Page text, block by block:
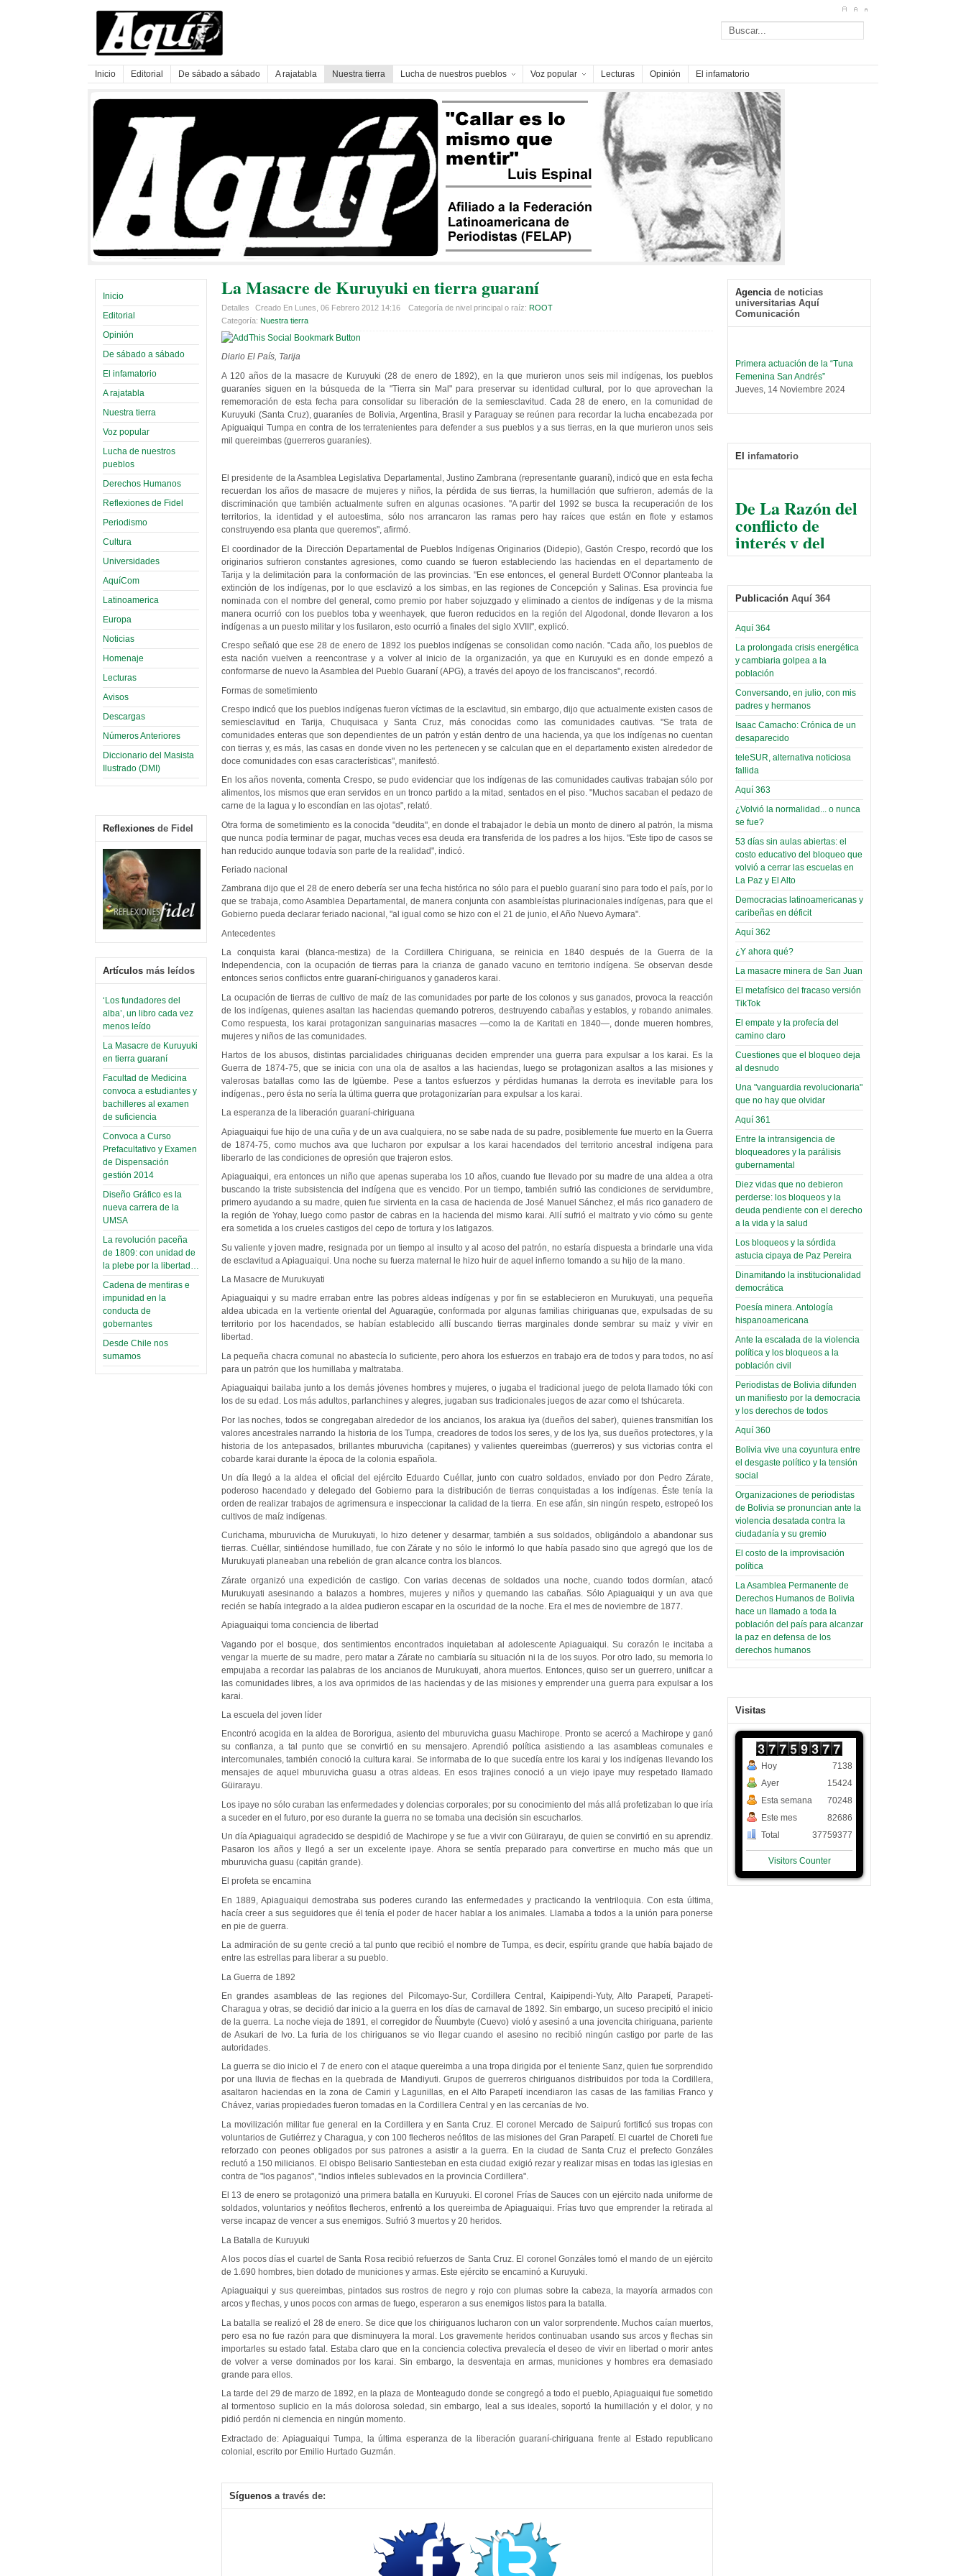
Inicio Editorial De sábado a sábado A rajatabla Nuestra tierra Lucha de nuestros pueblos Voz popular Lecturas Opinión El infamatorio
Inicio
Editorial
Opinión
De sábado a sábado
El infamatorio
A rajatabla
Nuestra tierra
Voz popular
Lucha de nuestros
pueblos
Derechos Humanos
Reflexiones de Fidel
Periodismo
Cultura
Universidades
AquíCom
Latinoamerica
Europa
Noticias
Homenaje
Lecturas
Avisos
Descargas
Números Anteriores
Diccionario del Masista
Ilustrado (DMI)
Reflexiones de Fidel
Artículos más leídos
‘Los fundadores del
alba’, un libro cada vez
menos leído
La Masacre de Kuruyuki
en tierra guaraní
Facultad de Medicina
convoca a estudiantes y
bachilleres al examen
de suficiencia
Convoca a Curso
Prefacultativo y Examen
de Dispensación
gestión 2014
Diseño Gráfico es la
nueva carrera de la
UMSA
La revolución paceña
de 1809: con unidad de
la plebe por la libertad…
Cadena de mentiras e
impunidad en la
conducta de
gobernantes
Desde Chile nos
sumamos
La Masacre de Kuruyuki en tierra guaraní
Detalles Creado En Lunes, 06 Febrero 2012 14:16 Categoría de nivel principal o raíz: ROOT
Categoría: Nuestra tierra
Diario El País, Tarija
A 120 años de la masacre de Kuruyuki (28 de enero de 1892), en la que murieron unos seis mil indígenas, los pueblos
guaraníes siguen en la búsqueda de la "Tierra sin Mal" para preservar su identidad cultural, por lo que aprovechan la
rememoración de esta fecha para consolidar su liberación de la semiesclavitud. Cada 28 de enero, en la comunidad de
Kuruyuki (Santa Cruz), guaraníes de Bolivia, Argentina, Brasil y Paraguay se reúnen para recordar la lucha encabezada por
Apiguaiqui Tumpa en contra de los terratenientes para defender a sus pueblos y a sus tierras, en la que murieron unos seis
mil quereimbas (guerreros guaraníes).
El presidente de la Asamblea Legislativa Departamental, Justino Zambrana (representante guaraní), indicó que en esta fecha
recuerdan los años de masacre de mujeres y niños, la pérdida de sus tierras, la humillación que sufrieron, además de la
discriminación que también actualmente sufren en algunas ocasiones. "A partir del 1992 se busca la recuperación de los
territorios, la identidad y el autoestima, sólo nos arrancaron las ramas pero hay raíces que están en flote y estamos
construyendo esa planta que queremos", afirmó.
El coordinador de la Dirección Departamental de Pueblos Indígenas Originarios (Didepio), Gastón Crespo, recordó que los
originarios sufrieron constantes agresiones, como cuando se fueron estableciendo las haciendas en el departamento de
Tarija y la delimitación para la conformación de las provincias. "En ese entonces, el general Burdett O'Connor planteaba la
extinción de los indígenas, por lo que esclavizó a los simbas, en las regiones de Concepción y Salinas. Esa provincia fue
nominada con el nombre del general, como premio por haber sojuzgado y eliminado a cientos de indígenas y de la misma
manera ocurrió con los pueblos toba y weenhayek, que fueron reducidos en la región del Algodonal, donde llevaron a los
indígenas a un puesto militar y los fusilaron, esto ocurrió a finales del siglo XVIII", explicó.
Crespo señaló que ese 28 de enero de 1892 los pueblos indígenas se consolidan como nación. "Cada año, los pueblos de
esta nación vuelven a reencontrase y a volver al inicio de la organización, ya que en Kuruyuki es en donde empezó a
conformarse de nuevo la Asamblea del Pueblo Guaraní (APG), a través del apoyo de los franciscanos", recordó.
Formas de sometimiento
Crespo indicó que los pueblos indígenas fueron víctimas de la esclavitud, sin embargo, dijo que actualmente existen casos de
semiesclavitud en Tarija, Chuquisaca y Santa Cruz, más conocidas como las comunidades cautivas. "Se trata de
comunidades enteras que son dependientes de un patrón y están dentro de una hacienda, ya que los indígenas no cuentan
con tierras y, es más, las casas en donde viven no les pertenecen y se calculan que en el departamento existen alrededor de
doce comunidades con esas características", manifestó.
En los años noventa, comenta Crespo, se pudo evidenciar que los indígenas de las comunidades cautivas trabajan sólo por
alimentos, los mismos que eran servidos en un tronco partido a la mitad, sentados en el piso. "Muchos sacaban el pedazo de
carne de la lagua y lo escondían en las ojotas", relató.
Otra forma de sometimiento es la conocida "deudita", en donde el trabajador le debía un monto de dinero al patrón, la misma
que nunca podía terminar de pagar, muchas veces esa deuda era transferida de los padres a los hijos. "Este tipo de casos se
han reducido aunque todavía son parte de la realidad", indicó.
Feriado nacional
Zambrana dijo que el 28 de enero debería ser una fecha histórica no sólo para el pueblo guaraní sino para todo el país, por lo
que se trabaja, como Asamblea Departamental, de manera conjunta con asambleístas plurinacionales indígenas, para que el
Gobierno pueda declarar feriado nacional, "al igual como se hizo con el 21 de junio, el Año Nuevo Aymara".
Antecedentes
La conquista karai (blanca-mestiza) de la Cordillera Chiriguana, se reinicia en 1840 después de la Guerra de la
Independencia, con la ocupación de tierras para la crianza de ganado vacuno en territorio indígena. Se observan desde
entonces serios conflictos entre guaraní-chiriguanos y ganaderos karai.
La ocupación de tierras de cultivo de maíz de las comunidades por parte de los colonos y sus ganados, provoca la reacción
de los indígenas, quienes asaltan las haciendas quemando potreros, destruyendo cabañas y establos, y robando animales.
Como respuesta, los karai protagonizan sanguinarias masacres —como la de Karitati en 1840—, donde mueren hombres,
mujeres y niños de las comunidades.
Hartos de los abusos, distintas parcialidades chiriguanas deciden emprender una guerra para expulsar a los karai. Es la
Guerra de 1874-75, que se inicia con una ola de asaltos a las haciendas, luego se protagonizan asaltos a las misiones y
valerosas batallas como las de Igüembe. Pese a tantos esfuerzos y pérdidas humanas la derrota es inevitable para los
indígenas., pero ésta no sería la última guerra que protagonizarían para expulsar a los karai.
La esperanza de la liberación guaraní-chiriguana
Apiaguaiqui fue hijo de una cuña y de un ava cualquiera, no se sabe nada de su padre, posiblemente fue muerto en la Guerra
de 1874-75, como muchos ava que lucharon por expulsar a los karai hacendados del territorio ancestral indígena para
liberarlo de las condiciones de opresión que trajeron estos.
Apiaguaiqui, era entonces un niño que apenas superaba los 10 años, cuando fue llevado por su madre de una aldea a otra
buscando la triste subsistencia del indígena que es vencido. Por un tiempo, también sufrió las condiciones de servidumbre,
primero ayudando a su madre, quien fue sirvienta en la casa de hacienda de José Manuel Sánchez, el más rico ganadero de
la región de Yohay, luego como pastor de cabras en la hacienda del mismo karai. Allí sufrió el maltrato y vio cómo su gente
era sometida a los crueles castigos del cepo de tortura y los latigazos.
Su valiente y joven madre, resignada por un tiempo al insulto y al acoso del patrón, no estaría dispuesta a brindarle una vida
de esclavitud a Apiaguaiqui. Una noche su fuerza maternal le hizo huir de aquel infierno tomando a su hijo de la mano.
La Masacre de Murukuyati
Apiaguaiqui y su madre erraban entre las pobres aldeas indígenas y por fin se establecieron en Murukuyati, una pequeña
aldea ubicada en la vertiente oriental del Aguaragüe, conformada por algunas familias chiriguanas que, expulsadas de su
territorio por los hacendados, se habían establecido allí buscando tierras marginales donde sembrar su maíz y vivir en
libertad.
La pequeña chacra comunal no abastecía lo suficiente, pero ahora los esfuerzos en trabajo era de todos y para todos, no así
para un patrón que los humillaba y maltrataba.
Apiaguaiqui bailaba junto a los demás jóvenes hombres y mujeres, o jugaba el tradicional juego de pelota llamado tóki con
los de su edad. Los más adultos, parlanchines y alegres, jugaban sus tradicionales juegos de azar como el tshúcareta.
Por las noches, todos se congregaban alrededor de los ancianos, los arakua iya (dueños del saber), quienes transmitían los
valores ancestrales narrando la historia de los Tumpa, creadores de todos los seres, y de los Iya, sus dueños protectores, y la
historia de los antepasados, brillantes mburuvicha (capitanes) y valientes quereimbas (guerreros) y sus victorias contra el
cobarde karai durante la época de la colonia española.
Un día llegó a la aldea el oficial del ejército Eduardo Cuéllar, junto con cuatro soldados, enviado por don Pedro Zárate,
poderoso hacendado y delegado del Gobierno para la distribución de tierras conquistadas a los indígenas. Éste tenía la
orden de realizar trabajos de agrimensura e inspeccionar la calidad de la tierra. En ese afán, sin ningún respeto, estropeó los
cultivos de maíz indígenas.
Curichama, mburuvicha de Murukuyati, lo hizo detener y desarmar, también a sus soldados, obligándolo a abandonar sus
tierras. Cuéllar, sintiéndose humillado, fue con Zárate y no sólo le informó lo que había pasado sino que agregó que los de
Murukuyati planeaban una rebelión de gran alcance contra los blancos.
Zárate organizó una expedición de castigo. Con varias decenas de soldados una noche, cuando todos dormían, atacó
Murukuyati asesinando a balazos a hombres, mujeres y niños y quemando las cabañas. Sólo Apiaguaiqui y un ava que
recién se había integrado a la aldea pudieron escapar en la oscuridad de la noche. Era el mes de noviembre de 1877.
Apiaguaiqui toma conciencia de libertad
Vagando por el bosque, dos sentimientos encontrados inquietaban al adolescente Apiaguaiqui. Su corazón le incitaba a
vengar la muerte de su madre, pero matar a Zárate no cambiaría su situación ni la de los suyos. Por otro lado, su memoria lo
empujaba a recordar las palabras de los ancianos de Murukuyati, ahora muertos. Entonces, quiso ser un guerrero, unificar a
las comunidades libres, a los ava oprimidos de las haciendas y de las misiones y emprender una guerra para expulsar a los
karai.
La escuela del joven líder
Encontró acogida en la aldea de Bororigua, asiento del mburuvicha guasu Machirope. Pronto se acercó a Machirope y ganó
su confianza, a tal punto que se convirtió en su mensajero. Aprendió política asistiendo a las asambleas comunales e
intercomunales, también conoció la cultura karai. Se informaba de lo que sucedía entre los karai y los indígenas llevando los
mensajes de aquel mburuvicha guasu a otras aldeas. En esos trajines conoció a un viejo ipaye muy respetado llamado
Güirarayu.
Los ipaye no sólo curaban las enfermedades y dolencias corporales; por su conocimiento del más allá profetizaban lo que iría
a suceder en el futuro, por eso durante la guerra no se tomaba una decisión sin escucharlos.
Un día Apiaguaiqui agradecido se despidió de Machirope y se fue a vivir con Güirarayu, de quien se convirtió en su aprendiz.
Pasaron los años y llegó a ser un excelente ipaye. Ahora se sentía preparado para convertirse en mucho más que un
mburuvicha guasu (capitán grande).
El profeta se encamina
En 1889, Apiaguaiqui demostraba sus poderes curando las enfermedades y practicando la ventriloquia. Con esta última,
hacía creer a sus seguidores que él tenía el poder de hacer hablar a los animales. Llamaba a todos a la unión para ponerse
en pie de guerra.
La admiración de su gente creció a tal punto que recibió el nombre de Tumpa, es decir, espíritu grande que había bajado de
entre las estrellas para liberar a su pueblo.
La Guerra de 1892
En grandes asambleas de las regiones del Pilcomayo-Sur, Cordillera Central, Kaipipendi-Yuty, Alto Parapetí, Parapetí-
Charagua y otras, se decidió dar inicio a la guerra en los días de carnaval de 1892. Sin embargo, un suceso precipitó el inicio
de la guerra. La noche vieja de 1891, el corregidor de Ñuumbyte (Cuevo) violó y asesinó a una jovencita chiriguana, pariente
de Asukari de Ivo. La furia de los chiriguanos se vio llegar cuando el asesino no recibió ningún castigo por parte de las
autoridades.
La guerra se dio inicio el 7 de enero con el ataque quereimba a una tropa dirigida por el teniente Sanz, quien fue sorprendido
por una lluvia de flechas en la quebrada de Mandiyuti. Grupos de guerreros chiriguanos distribuidos por toda la Cordillera,
asaltaron haciendas en la zona de Camiri y Lagunillas, en el Alto Parapetí incendiaron las casas de las familias Franco y
Chávez, varias propiedades fueron tomadas en la Cordillera Central y en las cercanías de Ivo.
La movilización militar fue general en la Cordillera y en Santa Cruz. El coronel Mercado de Saipurú fortificó sus tropas con
voluntarios de Gutiérrez y Charagua, y con 100 flecheros neófitos de las misiones del Gran Parapetí. El cuartel de Choreti fue
reforzado con peones obligados por sus patrones a asistir a la guerra. En la ciudad de Santa Cruz el prefecto Gonzáles
reclutó a 150 milicianos. El obispo Belisario Santiesteban en esta ciudad exigió rezar y realizar misas en todas las iglesias en
contra de "los paganos", "indios infieles sublevados en la provincia Cordillera".
El 13 de enero se protagonizó una primera batalla en Kuruyuki. El coronel Frías de Sauces con un ejército nada uniforme de
soldados, voluntarios y neófitos flecheros, enfrentó a los quereimba de Apiaguaiqui. Frías tuvo que emprender la retirada al
verse incapaz de vencer a sus enemigos. Sufrió 3 muertos y 20 heridos.
La Batalla de Kuruyuki
A los pocos días el cuartel de Santa Rosa recibió refuerzos de Santa Cruz. El coronel Gonzáles tomó el mando de un ejército
de 1.690 hombres, bien dotado de municiones y armas. Este ejército se encaminó a Kuruyuki.
Apiaguaiqui y sus quereimbas, pintados sus rostros de negro y rojo con plumas sobre la cabeza, la mayoría armados con
arcos y flechas, y unos pocos con armas de fuego, esperaron a sus enemigos listos para la batalla.
La batalla se realizó el 28 de enero. Se dice que los chiriguanos lucharon con un valor sorprendente. Muchos caían muertos,
pero esa no fue razón para que disminuyera la moral. Los gravemente heridos continuaban usando sus arcos y flechas sin
importarles su estado fatal. Estaba claro que en la conciencia colectiva prevalecía el deseo de vivir en libertad o morir antes
de volver a verse dominados por los karai. Sin embargo, la desventaja en armas, municiones y hombres era demasiado
grande para ellos.
La tarde del 29 de marzo de 1892, en la plaza de Monteagudo donde se congregó a todo el pueblo, Apiaguaiqui fue sometido
al tormentoso suplicio en la más dolorosa soledad, sin embargo, leal a sus ideales, soportó la humillación y el dolor, y no
pidió perdón ni clemencia en ningún momento.
Extractado de: Apiaguaiqui Tumpa, la última esperanza de la liberación guaraní-chiriguana frente al Estado republicano
colonial, escrito por Emilio Hurtado Guzmán.
Síguenos a través de:
Agencia de noticias
universitarias Aquí
Comunicación
Femenina San Andrés”
Jueves, 14 Noviembre 2024
tráfico de personas
Sábado, 14 Septiembre 2024
taller de software estadístico en
la UMSA
Sábado, 14 Septiembre 2024
certificados por apoyo al
Séptimo Encuentro de
Economistas
Sábado, 14 Octubre 2023
Leer Más...
Trabajo Social de la UMSA
volverá a las urnas para elegir a
su directora
Sábado, 14 Octubre 2023
Leer Más...
Candidatos del MAS se
presentarán en la UMSA
Jueves, 14 Septiembre 2023
Leer Más...
Carrera de Geografía realiza
Segundo Congreso Nacional
Viernes, 14 Octubre 2022
Leer Más...
Docentes y estudiantes de
Trabajo Social de la UMSA
elegirán directora
Viernes, 14 Octubre 2022
Leer Más...
“Tuna Femenina San Andrés”
toca y canta con coraje
Miércoles, 14 Septiembre 2022
Leer Más...
Posesionan a dirigentes de
Asociación de Docentes
Domingo, 14 Agosto 2022
Leer Más...
El infamatorio
De La Razón del
conflicto de
interés y del
razonable arte
y esconder la
mano
El Infamatorio
Jueves, 10 Diciembre 2020
Read more...
Infierno Covid
parte VI:
Gabinete de
Áñez se atribuye
construcción de
hospitales
prefabricados en
la que no tuvo
participación;
más de 24 horas
después rectifica
parcialmente
El Infamatorio
Miércoles, 09 Diciembre 2020
Read more...
Interpretación
de un álbum de
narco-fotos
(Miscelánea
Palaciega 8)
El Infamatorio
Miércoles, 19 Junio 2019
Read more...
Cosmética
descolonizadora
(Miscelánea
palaciega 7)
El Infamatorio
Lunes, 27 Mayo 2019
Read more...
Creacionismo,
filtraciones e
inicio de la
campaña del
MAS
(Miscelánea
palaciega 6)
El Infamatorio
Domingo, 12 Mayo 2019
Read more...
Publicación Aquí 364
Aquí 364
La prolongada crisis energética
y cambiaria golpea a la
población
Conversando, en julio, con mis
padres y hermanos
Isaac Camacho: Crónica de un
desaparecido
teleSUR, alternativa noticiosa
fallida
Aquí 363
¿Volvió la normalidad... o nunca
se fue?
53 días sin aulas abiertas: el
costo educativo del bloqueo que
volvió a cerrar las escuelas en
La Paz y El Alto
Democracias latinoamericanas y
caribeñas en déficit
Aquí 362
¿Y ahora qué?
La masacre minera de San Juan
El metafísico del fracaso versión
TikTok
El empate y la profecía del
camino claro
Cuestiones que el bloqueo deja
al desnudo
Una "vanguardia revolucionaria"
que no hay que olvidar
Aquí 361
Entre la intransigencia de
bloqueadores y la parálisis
gubernamental
Diez vidas que no debieron
perderse: los bloqueos y la
deuda pendiente con el derecho
a la vida y la salud
Los bloqueos y la sórdida
astucia cipaya de Paz Pereira
Dinamitando la institucionalidad
democrática
Poesía minera. Antología
hispanoamericana
Ante la escalada de la violencia
política y los bloqueos a la
población civil
Periodistas de Bolivia difunden
un manifiesto por la democracia
y los derechos de todos
Aquí 360
Bolivia vive una coyuntura entre
el desgaste político y la tensión
social
Organizaciones de periodistas
de Bolivia se pronuncian ante la
violencia desatada contra la
ciudadanía y su gremio
El costo de la improvisación
política
La Asamblea Permanente de
Derechos Humanos de Bolivia
hace un llamado a toda la
población del país para alcanzar
la paz en defensa de los
derechos humanos
Visitas
Hoy
Ayer
Esta semana
Este mes
Total
7138
15424
70248
82686
37759377
Visitors Counter